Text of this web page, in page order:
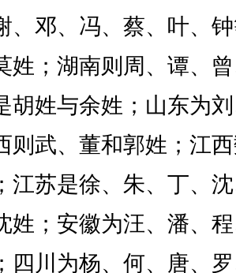
、邓、冯、蔡、叶、
姓；湖南则周、谭、
胡姓与余姓；山东为
则武、董和郭姓；江
江苏是徐、朱、丁、
姓；安徽为汪、潘、
四川为杨、何、唐、